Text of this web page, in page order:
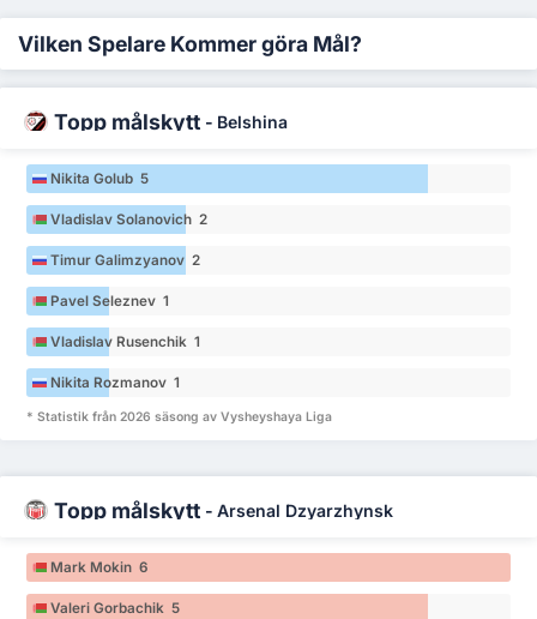
Vilken Spelare Kommer göra Mål?
Topp målskytt - Belshina
Nikita Golub 5
Vladislav Solanovich 2
Timur Galimzyanov 2
Pavel Seleznev 1
Vladislav Rusenchik 1
Nikita Rozmanov 1
* Statistik från 2026 säsong av Vysheyshaya Liga
Topp målskytt - Arsenal Dzyarzhynsk
Mark Mokin 6
Valeri Gorbachik 5